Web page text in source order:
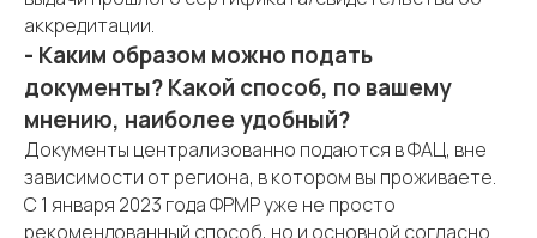
аккредитации.
- Каким образом можно подать
документы? Какой способ, по вашему
мнению, наиболее удобный?
Документы централизованно подаются в ФАЦ, вне
зависимости от региона, в котором вы проживаете.
С 1 января 2023 года ФРМР уже не просто
рекомендованный способ, но и основной согласно